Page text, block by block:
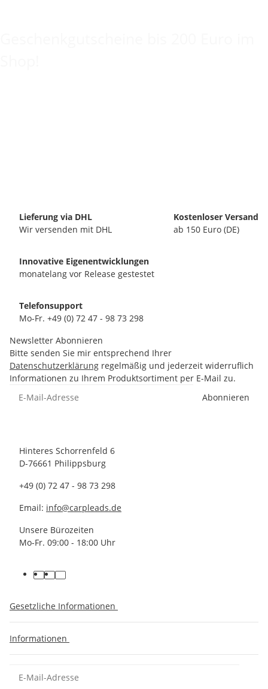
Lieferung via DHL
Wir versenden mit DHL
Kostenloser Versand
ab 150 Euro (DE)
Innovative Eigenentwicklungen
monatelang vor Release gestestet
Telefonsupport
Mo-Fr. +49 (0) 72 47 - 98 73 298
Newsletter Abonnieren
Bitte senden Sie mir entsprechend Ihrer
Datenschutzerklärung regelmäßig und jederzeit widerruflich
Informationen zu Ihrem Produktsortiment per E-Mail zu.
Abonnieren
Hinteres Schorrenfeld 6
D-76661 Philippsburg
+49 (0) 72 47 - 98 73 298
Email: info@carpleads.de
Unsere Bürozeiten
Mo-Fr. 09:00 - 18:00 Uhr
Gesetzliche Informationen
Informationen